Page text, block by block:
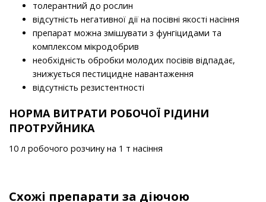
толерантний до рослин
відсутність негативної дії на посівні якості насіння
препарат можна змішувати з фунгіцидами та
комплексом мікродобрив
необхідність обробки молодих посівів відпадає,
знижується пестицидне навантаження
відсутність резистентності
НОРМА ВИТРАТИ РОБОЧОЇ РІДИНИ
ПРОТРУЙНИКА
10 л робочого розчину на 1 т насіння
Схожі препарати за діючою